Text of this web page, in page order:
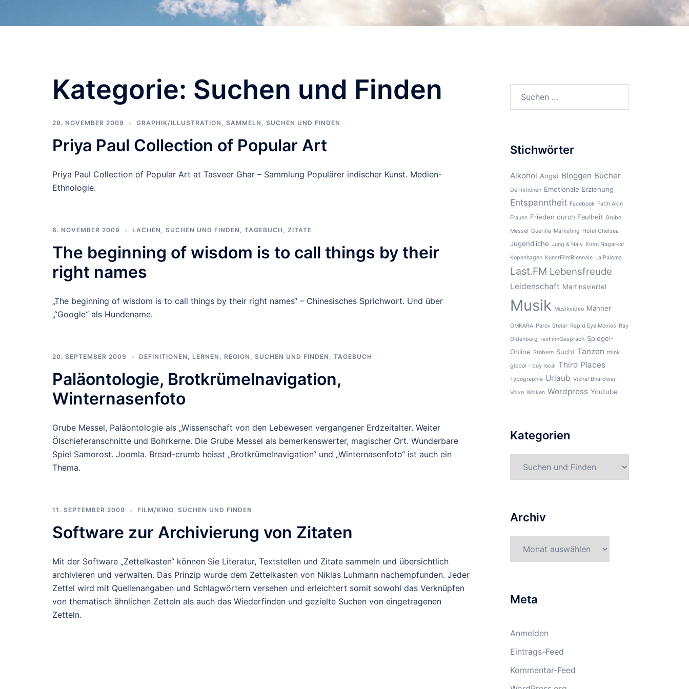
Kategorie: Suchen und Finden
29. NOVEMBER 2009 GRAPHIK/ILLUSTRATION , SAMMELN , SUCHEN UND FINDEN
Priya Paul Collection of Popular Art
Priya Paul Collection of Popular Art at Tasveer Ghar – Sammlung Populärer indischer Kunst. Medien-
Ethnologie.
6. NOVEMBER 2009 LACHEN , SUCHEN UND FINDEN , TAGEBUCH , ZITATE
The beginning of wisdom is to call things by their
right names
„The beginning of wisdom is to call things by their right names“ – Chinesisches Sprichwort. Und über
„“Google“ als Hundename.
20. SEPTEMBER 2009 DEFINITIONEN , LERNEN , REGION , SUCHEN UND FINDEN , TAGEBUCH
Paläontologie, Brotkrümelnavigation,
Winternasenfoto
Grube Messel, Paläontologie als „Wissenschaft von den Lebewesen vergangener Erdzeitalter. Weiter
Ölschieferanschnitte und Bohrkerne. Die Grube Messel als bemerkenswerter, magischer Ort. Wunderbare
Spiel Samorost. Joomla. Bread-crumb heisst „Brotkrümelnavigation“ und „Winternasenfoto“ ist auch ein
Thema.
11. SEPTEMBER 2009 FILM/KINO, SUCHEN UND FINDEN
Software zur Archivierung von Zitaten
Mit der Software „Zettelkasten“ können Sie Literatur, Textstellen und Zitate sammeln und übersichtlich
archivieren und verwalten. Das Prinzip wurde dem Zettelkasten von Niklas Luhmann nachempfunden. Jeder
Zettel wird mit Quellenangaben und Schlagwörtern versehen und erleichtert somit sowohl das Verknüpfen
von thematisch ähnlichen Zetteln als auch das Wiederfinden und gezielte Suchen von eingetragenen
Zetteln.
Stichwörter
Alkohol Angst Bloggen Bücher
Definitionen Emotionale Erziehung
Entspanntheit Facebook Fatih Akin
Frauen Frieden durch Faulheit Grube
Messel Guerilla-Marketing Hotel Chelsea
Jugendliche Jung & Naiv Kiran Nagarkar
Kopenhagen KunstFilmBiennale La Paloma
Last.FM Lebensfreude
Leidenschaft Martinsviertel
Musik Musikvideo Männer
OMKARA Parov Stelar Rapid Eye Movies Ray
Oldenburg rexFilmGespräch Spiegel-
Online Stöbern Sucht Tanzen think
global - buy local Third Places
Typographie Urlaub Vishal Bhardwaj
Volvo Wolken Wordpress Youtube
Kategorien
Archiv
Meta
Anmelden
Eintrags-Feed
Kommentar-Feed